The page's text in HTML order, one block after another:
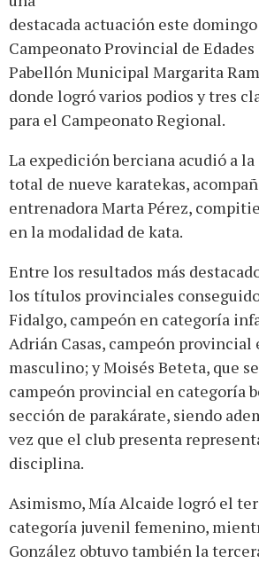
destacada actuación este
Campeonato Provincial de
Pabellón Municipal Margarita
donde logró varios podios y tres
para el Campeonato Regional.
La expedición berciana acudió a
total de nueve karatekas,
entrenadora Marta Pérez,
en la modalidad de kata.
Entre los resultados más
los títulos provinciales
Fidalgo, campeón en categoría
Adrián Casas, campeón
masculino; y Moisés Beteta, que
campeón provincial en categoría
sección de parakárate, siendo
vez que el club presenta
disciplina.
Asimismo, Mía Alcaide logró el
categoría juvenil femenino,
González obtuvo también la